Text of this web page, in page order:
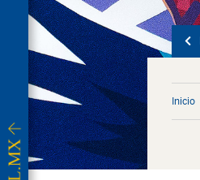
Inicio